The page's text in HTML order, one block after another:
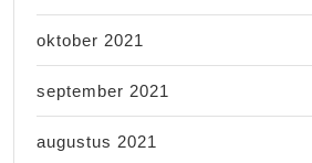
oktober 2021
september 2021
augustus 2021